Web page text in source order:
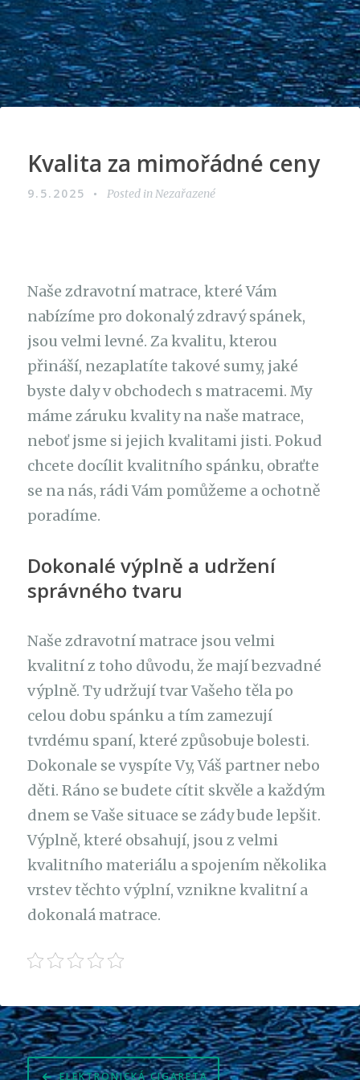
Kvalita za mimořádné ceny
9.5.2025 Posted in Nezařazené
Našezdravotní matrace, které Vám
nabízíme pro dokonalý zdravý spánek,
jsou velmi levné. Za kvalitu, kterou
přináší, nezaplatíte takové sumy, jaké
byste daly v obchodech s matracemi. My
máme záruku kvality na naše matrace,
neboť jsme si jejich kvalitami jisti. Pokud
chcete docílit kvalitního spánku, obraťte
se na nás, rádi Vám pomůžeme a ochotně
poradíme.
Dokonalé výplně a udržení
správného tvaru
Naše zdravotní matrace jsou velmi
kvalitní z toho důvodu, že mají bezvadné
výplně. Ty udržují tvar Vašeho těla po
celou dobu spánku a tím zamezují
tvrdému spaní, které způsobuje bolesti.
Dokonale se vyspíte Vy, Váš partner nebo
děti. Ráno se budete cítit skvěle a každým
dnem se Vaše situace se zády bude lepšit.
Výplně, které obsahují, jsou z velmi
kvalitního materiálu a spojením několika
vrstev těchto výplní, vznikne kvalitní a
dokonalá matrace.
Navigace
ELEKTRONICKÁ CIGARETA